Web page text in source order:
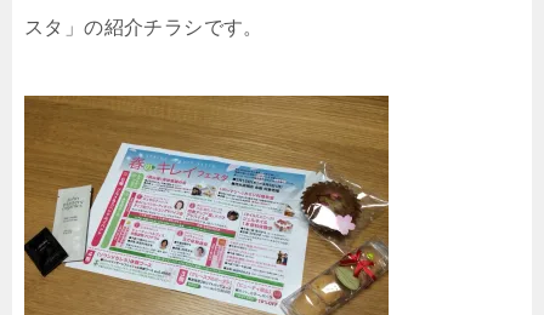
スタ」の紹介チラシです。